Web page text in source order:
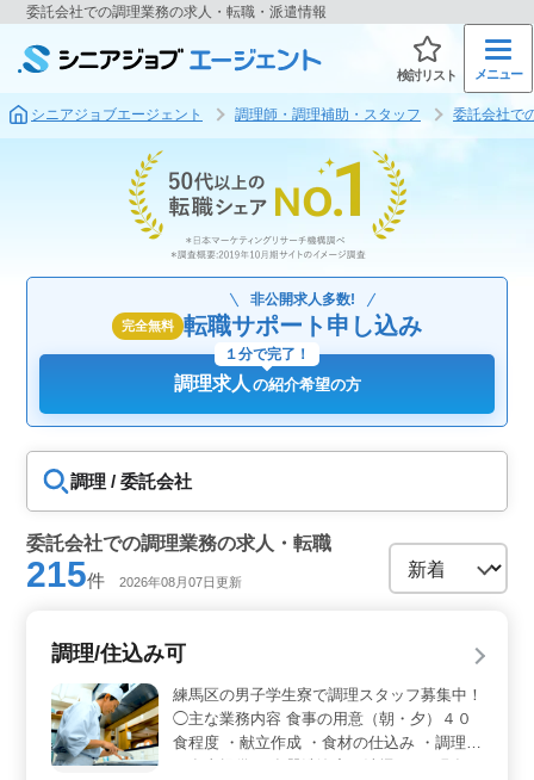
委託会社での調理業務の求人・転職・派遣情報
検討リスト メニュー
シニアジョブエージェント 調理師・調理補助・スタッフ 委託会社で
完全無料
非公開求人多数!
転職サポート申し込み
調理求人 の紹介希望の方
１分で完了！
調理 / 委託会社
委託会社での調理業務の求人・転職
215件 2026年08月07日更新
調理/住込み可
練馬区の男子学生寮で調理スタッフ募集中！
◯主な業務内容 食事の用意（朝・夕）４０
食程度 ・献立作成 ・食材の仕込み ・調理